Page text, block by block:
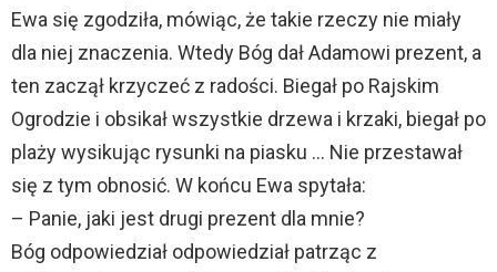
Ewa się zgodziła, mówiąc, że takie rzeczy nie miały
dla niej znaczenia. Wtedy Bóg dał Adamowi prezent, a
ten zaczął krzyczeć z radości. Biegał po Rajskim
Ogrodzie i obsikał wszystkie drzewa i krzaki, biegał po
plaży wysikując rysunki na piasku … Nie przestawał
się z tym obnosić. W końcu Ewa spytała:
– Panie, jaki jest drugi prezent dla mnie?
Bóg odpowiedział odpowiedział patrząc z